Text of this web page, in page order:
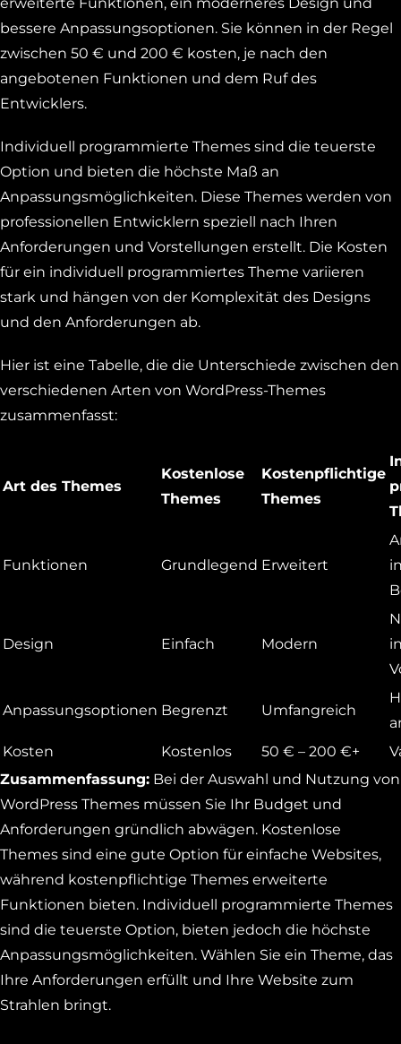
bessere Anpassungsoptionen. Sie können in der Regel
zwischen 50 € und 200 € kosten, je nach den
angebotenen Funktionen und dem Ruf des
Entwicklers.
Individuell programmierte Themes sind die teuerste
Option und bieten die höchste Maß an
Anpassungsmöglichkeiten. Diese Themes werden von
professionellen Entwicklern speziell nach Ihren
Anforderungen und Vorstellungen erstellt. Die Kosten
für ein individuell programmiertes Theme variieren
stark und hängen von der Komplexität des Designs
und den Anforderungen ab.
Hier ist eine Tabelle, die die Unterschiede zwischen den
verschiedenen Arten von WordPress-Themes
zusammenfasst:
Art des Themes
Kostenlose
Themes
Kostenpflichtige
Themes
Funktionen Grundlegend Erweitert
Design Einfach Modern
Anpassungsoptionen Begrenzt Umfangreich
Kosten
Kostenlos 50 € – 200 €+
Zusammenfassung:Bei der Auswahl und Nutzung von
WordPress Themes müssen Sie Ihr Budget und
Anforderungen gründlich abwägen. Kostenlose
Themes sind eine gute Option für einfache Websites,
während kostenpflichtige Themes erweiterte
Funktionen bieten. Individuell programmierte Themes
sind die teuerste Option, bieten jedoch die höchste
Anpassungsmöglichkeiten. Wählen Sie ein Theme, das
Ihre Anforderungen erfüllt und Ihre Website zum
Strahlen bringt.